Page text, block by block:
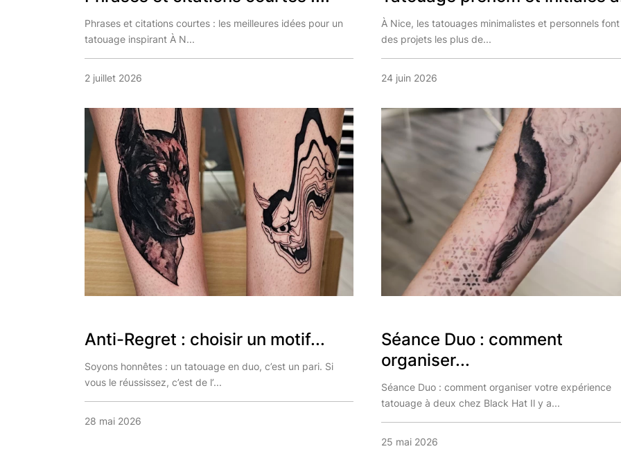
Phrases et citations courtes : les meilleures idées pour un
tatouage inspirant À N...
2 juillet 2026
À Nice, les tatouages minimalistes et personnels
des projets les plus de...
24 juin 2026
Anti-Regret : choisir un motif...
Soyons honnêtes : un tatouage en duo, c’est un pari. Si
vous le réussissez, c’est de l’...
28 mai 2026
Séance Duo : comment
organiser...
Séance Duo : comment organiser votre expérience
tatouage à deux chez Black Hat Il y a...
25 mai 2026